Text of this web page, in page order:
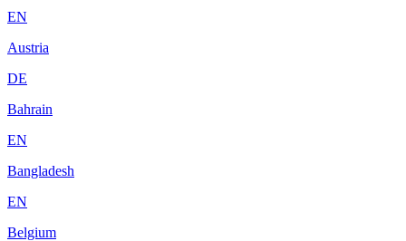
EN
Austria
DE
Bahrain
EN
Bangladesh
EN
Belgium